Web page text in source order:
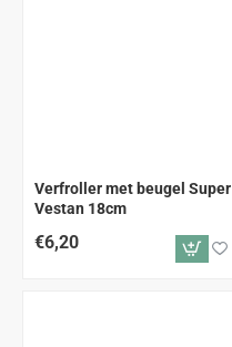
Verfroller met beugel Super
Vestan 18cm
€6,20